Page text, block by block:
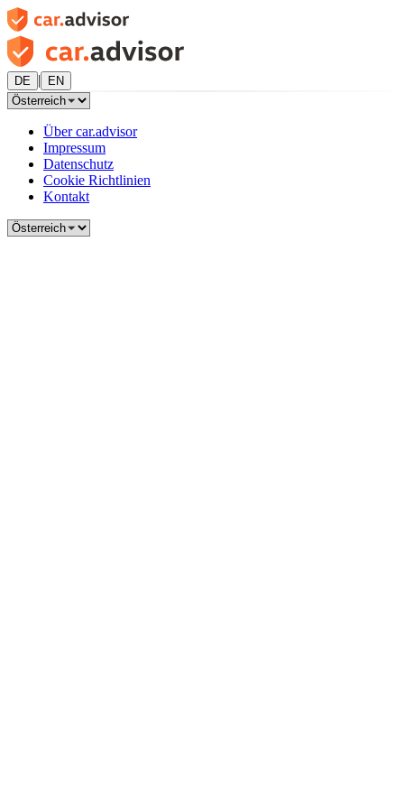
DE | EN
Über car.advisor
Impressum
Datenschutz
Cookie Richtlinien
Kontakt